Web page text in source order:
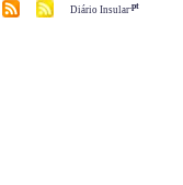
Diário Insular.pt